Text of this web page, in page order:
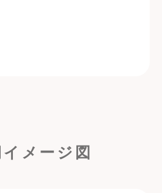
メージ図